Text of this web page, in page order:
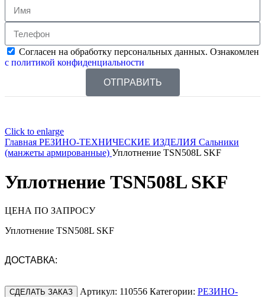
Согласен на обработку персональных данных. Ознакомлен
с политикой конфиденциальности
ОТПРАВИТЬ
Click to enlarge
Главная РЕЗИНО-ТЕХНИЧЕСКИЕ ИЗДЕЛИЯ Сальники
(манжеты армированные) Уплотнение TSN508L SKF
Уплотнение TSN508L SKF
ЦЕНА ПО ЗАПРОСУ
Уплотнение TSN508L SKF
ДОСТАВКА:
СДЕЛАТЬ ЗАКАЗ Артикул: 110556 Категории: РЕЗИНО-